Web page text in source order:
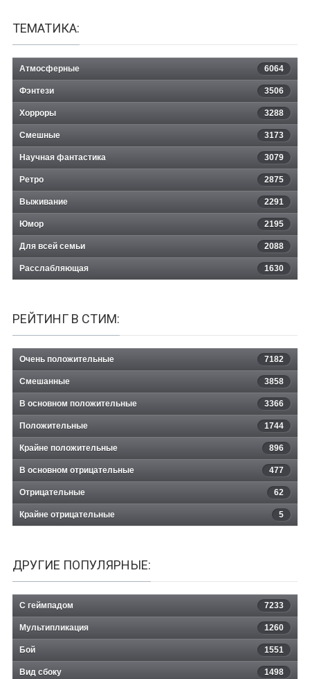
ТЕМАТИКА:
Атмосферные 6064
Фэнтези 3506
Хорроры 3288
Смешные 3173
Научная фантастика 3079
Ретро 2875
Выживание 2291
Юмор 2195
Для всей семьи 2088
Расслабляющая 1630
РЕЙТИНГ В СТИМ:
Очень положительные 7182
Смешанные 3858
В основном положительные 3366
Положительные 1744
Крайне положительные 896
В основном отрицательные 477
Отрицательные 62
Крайне отрицательные 5
ДРУГИЕ ПОПУЛЯРНЫЕ:
С геймпадом 7233
Мультипликация 1260
Бой 1551
Вид сбоку 1498